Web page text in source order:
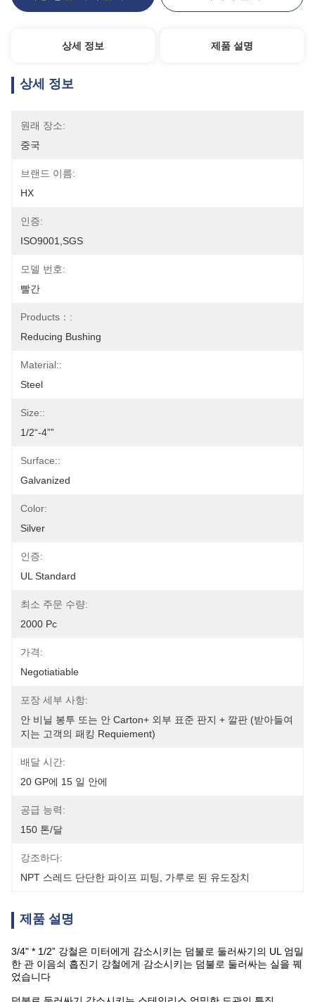
상세 정보 제품 설명
상세 정보
원래 장소:
중국
브랜드 이름:
HX
인증:
ISO9001,SGS
모델 번호:
빨간
Products：:
Reducing Bushing
Material::
Steel
Size::
1/2“-4””
Surface::
Galvanized
Color:
Silver
인증:
UL Standard
최소 주문 수량:
2000 Pc
가격:
Negotiatiable
포장 세부 사항:
안 비닐 봉투 또는 안 Carton+ 외부 표준 판지 + 깔판 (받아들여
지는 고객의 패킹 Requiement)
배달 시간:
20 GP에 15 일 안에
공급 능력:
150 톤/달
강조하다:
NPT 스레드 단단한 파이프 피팅
가루로 된 유도장치
제품 설명
3/4" * 1/2” 강철은 미터에게 감소시키는 덤불로 둘러싸기의 UL 엄밀
한 관 이음쇠 흡진기 강철에게 감소시키는 덤불로 둘러싸는 실을 꿰
었습니다